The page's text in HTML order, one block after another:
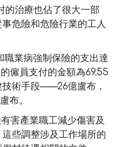
的治療也佔了很大一部
危險和危險行業的工人
職業病強制保險的支出達
僱員支付的金額為69.55
術手段——26億盧布，
布。
害產業職工減少傷害及
些調整涉及工作場所的